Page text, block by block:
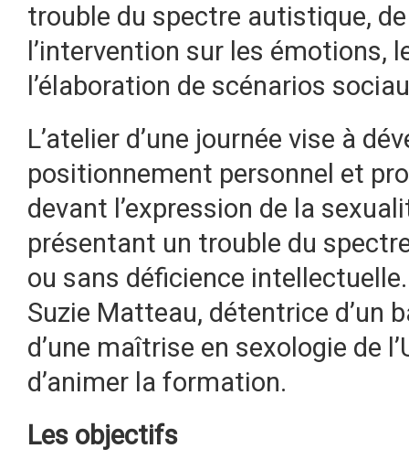
trouble du spectre autistique,
l’intervention sur les émotions,
l’élaboration de scénarios
L’atelier d’une journée vise à
positionnement personnel et
devant l’expression de la
présentant un trouble du
ou sans déficience
Suzie Matteau, détentrice d’un
d’une maîtrise en sexologie de
d’animer la formation.
Les objectifs